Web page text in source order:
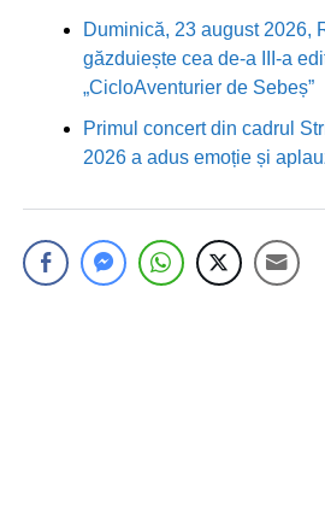
Duminică, 23 august 2026,
găzduiește cea de-a III-a
„CicloAventurier de Sebeș”
Primul concert din cadrul
2026 a adus emoție și